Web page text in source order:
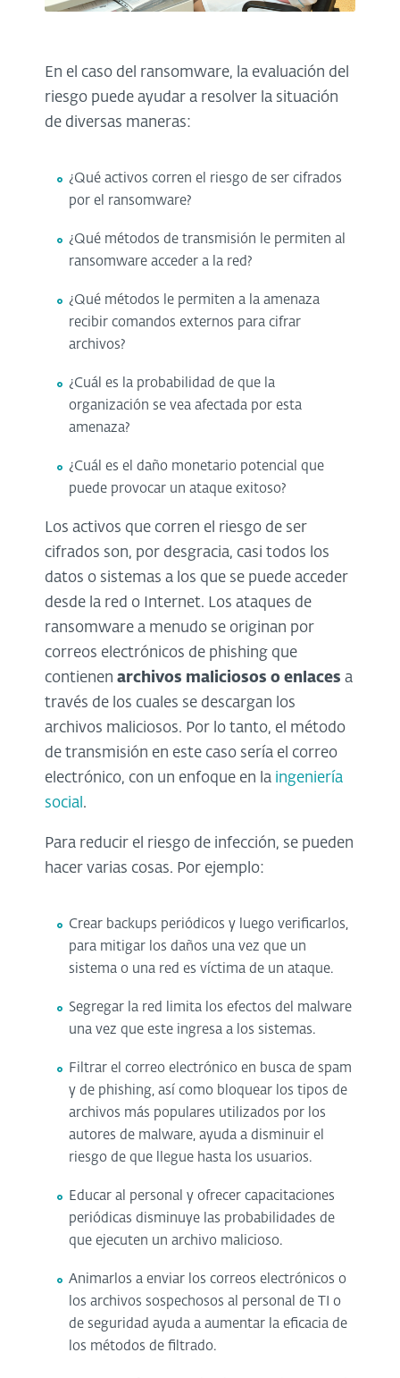
En el caso del ransomware, la evaluación del
riesgo puede ayudar a resolver la situación
de diversas maneras:
¿Qué activos corren el riesgo de ser cifrados
por el ransomware?
¿Qué métodos de transmisión le permiten al
ransomware acceder a la red?
¿Qué métodos le permiten a la amenaza
recibir comandos externos para cifrar
archivos?
¿Cuál es la probabilidad de que la
organización se vea afectada por esta
amenaza?
¿Cuál es el daño monetario potencial que
puede provocar un ataque exitoso?
Los activos que corren el riesgo de ser
cifrados son, por desgracia, casi todos los
datos o sistemas a los que se puede acceder
desde la red o Internet. Los ataques de
ransomware a menudo se originan por
correos electrónicos de phishing que
contienen archivos maliciosos o enlaces a
través de los cuales se descargan los
archivos maliciosos. Por lo tanto, el método
de transmisión en este caso sería el correo
electrónico, con un enfoque en la ingeniería
social.
Para reducir el riesgo de infección, se pueden
hacer varias cosas. Por ejemplo:
Crear backups periódicos y luego verificarlos,
para mitigar los daños una vez que un
sistema o una red es víctima de un ataque.
Segregar la red limita los efectos del malware
una vez que este ingresa a los sistemas.
Filtrar el correo electrónico en busca de spam
y de phishing, así como bloquear los tipos de
archivos más populares utilizados por los
autores de malware, ayuda a disminuir el
riesgo de que llegue hasta los usuarios.
Educar al personal y ofrecer capacitaciones
periódicas disminuye las probabilidades de
que ejecuten un archivo malicioso.
Animarlos a enviar los correos electrónicos o
los archivos sospechosos al personal de TI o
de seguridad ayuda a aumentar la eficacia de
los métodos de filtrado.